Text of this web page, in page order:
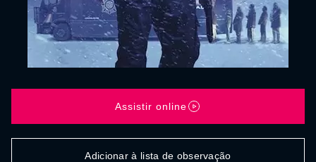
Assistir online
Adicionar à lista de observação